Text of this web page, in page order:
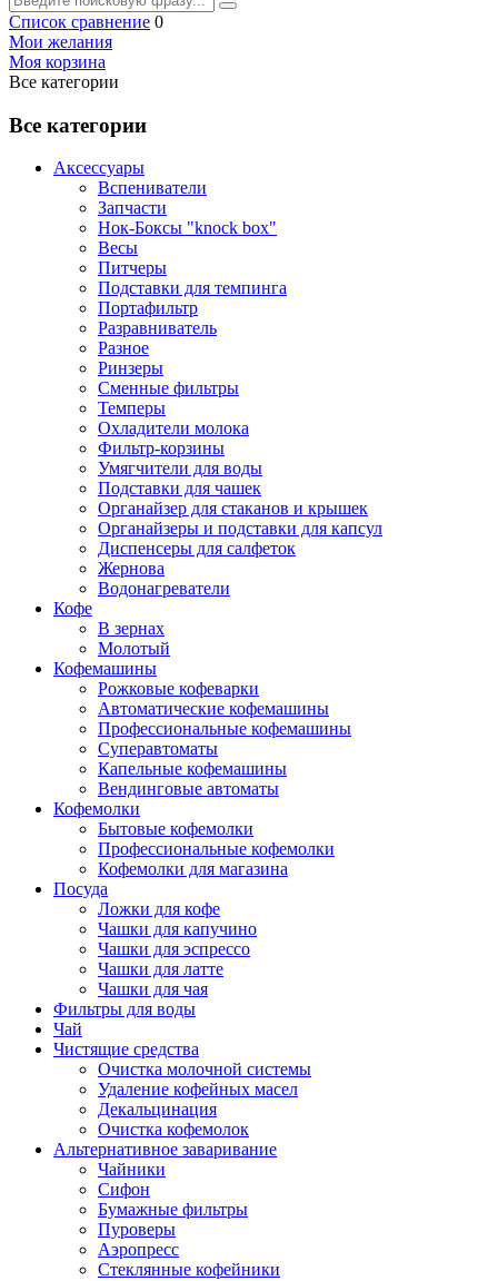
Список сравнение 0
Мои желания
Моя корзина
Все категории
Все категории
Аксессуары
Вспениватели
Запчасти
Нок-Боксы "knock box"
Весы
Питчеры
Подставки для темпинга
Портафильтр
Разравниватель
Разное
Ринзеры
Сменные фильтры
Темперы
Охладители молока
Фильтр-корзины
Умягчители для воды
Подставки для чашек
Органайзер для стаканов и крышек
Органайзеры и подставки для капсул
Диспенсеры для салфеток
Жернова
Водонагреватели
Кофе
В зернах
Молотый
Кофемашины
Рожковые кофеварки
Автоматические кофемашины
Профессиональные кофемашины
Суперавтоматы
Капельные кофемашины
Вендинговые автоматы
Кофемолки
Бытовые кофемолки
Профессиональные кофемолки
Кофемолки для магазина
Посуда
Ложки для кофе
Чашки для капучино
Чашки для эспрессо
Чашки для латте
Чашки для чая
Фильтры для воды
Чай
Чистящие средства
Очистка молочной системы
Удаление кофейных масел
Декальцинация
Очистка кофемолок
Альтернативное заваривание
Чайники
Сифон
Бумажные фильтры
Пуроверы
Аэропресс
Стеклянные кофейники